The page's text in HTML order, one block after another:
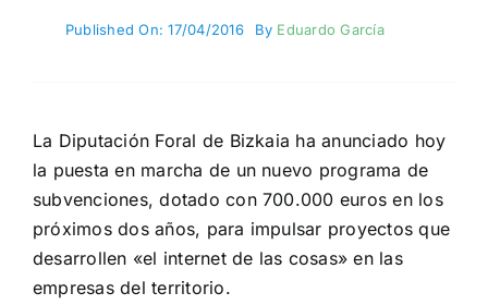
Published On: 17/04/2016 By Eduardo García
La Diputación Foral de Bizkaia ha anunciado hoy
la puesta en marcha de un nuevo programa de
subvenciones, dotado con 700.000 euros en los
próximos dos años, para impulsar proyectos que
desarrollen «el internet de las cosas» en las
empresas del territorio.